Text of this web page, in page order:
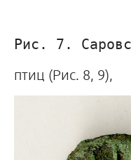
Рис. 7.
птиц (Рис. 8, 9),